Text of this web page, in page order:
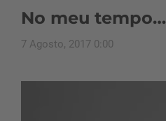
No meu tempo…
7 Agosto, 2017 0:00